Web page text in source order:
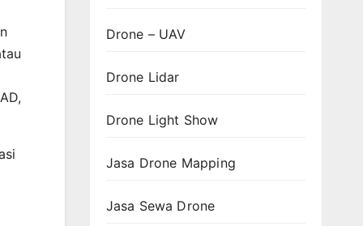
Drone – UAV
Drone Lidar
Drone Light Show
Jasa Drone Mapping
Jasa Sewa Drone